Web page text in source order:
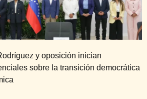
y oposición inician
sobre la transición democrática